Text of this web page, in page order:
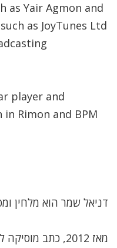
as Yair Agmon and
as JoyTunes Ltd
player and
Rimon and BPM
דניאל שמר הוא מלחין
מאז 2012, כתב